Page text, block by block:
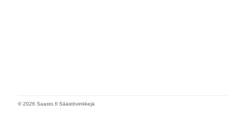
© 2026 Saasto.fi Säästövinkkejä